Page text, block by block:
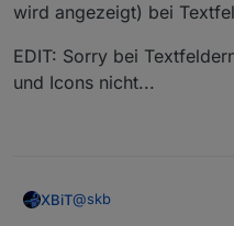
wird angezeigt) bei
EDIT: Sorry bei
und Icons nicht...
XBiT@skb